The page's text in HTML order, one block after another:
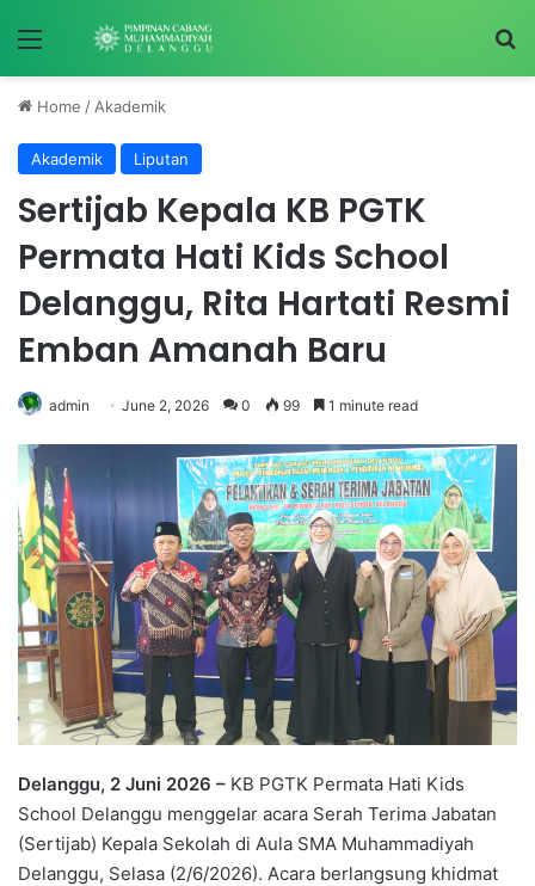
Home / Akademik
Akademik Liputan
Sertijab Kepala KB PGTK
Permata Hati Kids School
Delanggu, Rita Hartati Resmi
Emban Amanah Baru
admin June 2, 2026 0 99 1 minute read
Delanggu, 2 Juni 2026 – KB PGTK Permata Hati Kids
School Delanggu menggelar acara Serah Terima Jabatan
(Sertijab) Kepala Sekolah di Aula SMA Muhammadiyah
Delanggu, Selasa (2/6/2026). Acara berlangsung khidmat